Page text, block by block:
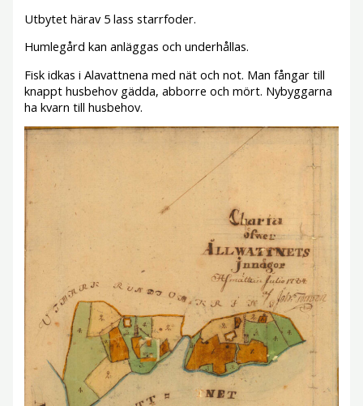
Utbytet härav 5 lass starrfoder.
Humlegård kan anläggas och underhållas.
Fisk idkas i Alavattnena med nät och not. Man fångar till
knappt husbehov gädda, abborre och mört. Nybyggarna
ha kvarn till husbehov.